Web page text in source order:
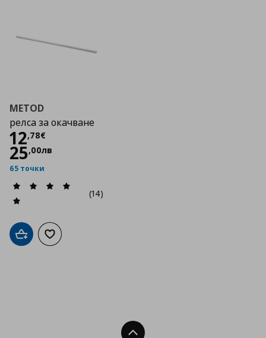
METOD
релса за окачване
12,78€
Цена
25,00лв
65 точки
(14)
Добави в кошницата
Добави към списъка с любими
Нагоре